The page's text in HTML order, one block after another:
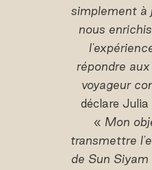
simplement à
nous
répondre
voyageur
déclare
« Mon
transmettre
de Sun Siyam